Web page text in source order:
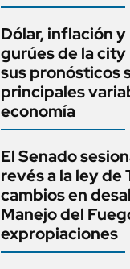
Dólar, inflación y
gurúes de la
sus pronósticos
principales
economía
El Senado
revés a la ley de
cambios en
Manejo del
expropiaciones